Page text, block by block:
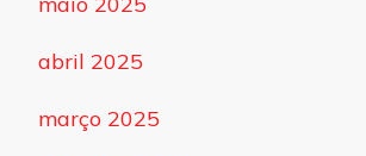
abril 2025
março 2025